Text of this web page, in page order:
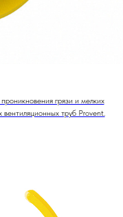
грязи и мелких
вентиляционных труб Provent.